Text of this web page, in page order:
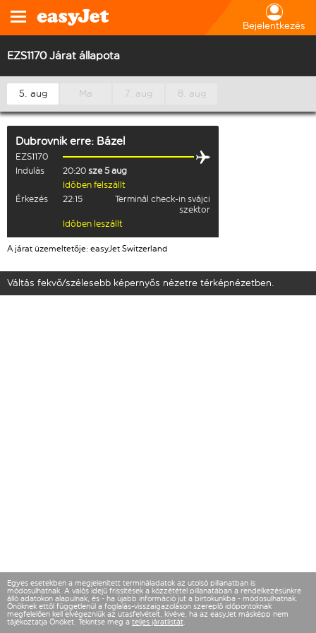
Bejelentkezés
EZS1170 Járat állapota
5. aug Ma 7. aug 8. aug
Dubrovnik erre: Bázel
EZS1170
Indulás
20:20 sze 5 aug
Időben felszállt
Érkezés
22:15
Terminál check-in svájci
szektor
Időben leszállt
A járat üzemeltetője: easyJet Switzerland
Váltás fekvő/szélesebb képernyős nézetre térképnézetben.
Egyes esetekben a megjelenített termináladatok az utolsó pillanatban is
módosulhatnak. A valós idejű frissítések a közzététel pillanatában a rendelkezésünkre
álló adatokon alapulnak, és - ha újabb információ jut a birtokunkba - módosulhatnak.
Önöknek ettől függetlenül a foglalás-visszaigazoláson szereplő időpontoknak
megfelelően kell elvégezniük az utasfelvételt, kivéve, ha az easyJet másképp nem
tájékoztatja Önöket. Tekintse meg a teljes járatlistát.